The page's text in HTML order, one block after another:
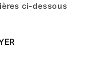
ci-dessous